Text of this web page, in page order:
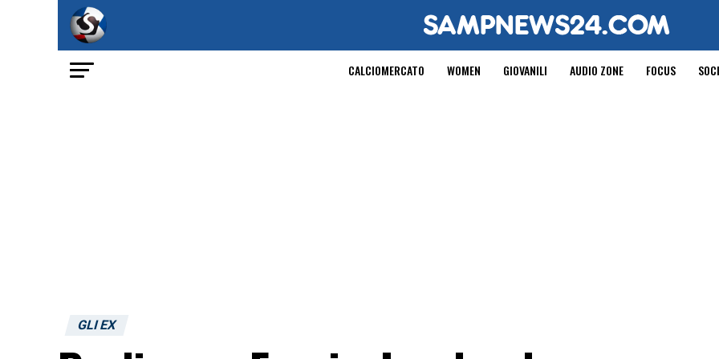
CALCIOMERCATO WOMEN GIOVANILI AUDIO ZONE FOCUS
GLI EX